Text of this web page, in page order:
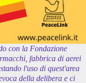
con la Fondazione
fabbrica di aerei
l'uso di quest'area
della delibera e ci